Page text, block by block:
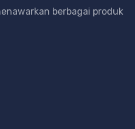
berbagai produk